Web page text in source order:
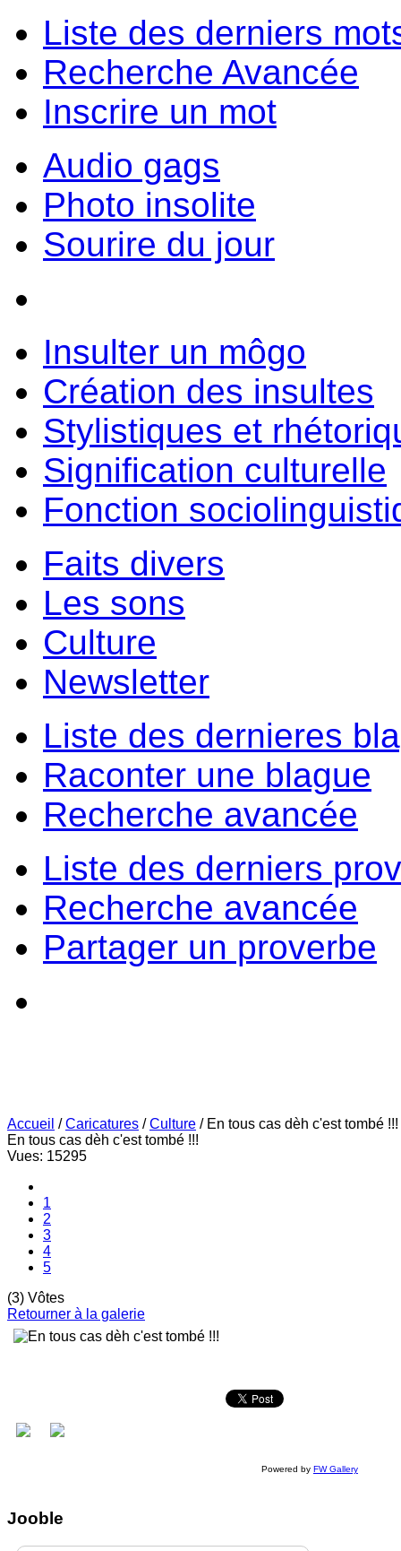
Liste des derniers
Recherche Avancée
Inscrire un mot
Audio gags
Photo insolite
Sourire du jour
Insulter un môgo
Création des insultes
Stylistiques et
Signification culturelle
Fonction
Faits divers
Les sons
Culture
Newsletter
Liste des dernieres
Raconter une blague
Recherche avancée
Liste des derniers
Recherche avancée
Partager un proverbe
Accueil /Caricatures /Culture / En tous cas dèh c'est tombé !!!
En tous cas dèh c'est tombé !!!
Vues: 15295
1
2
3
4
5
(3) Vôtes
Retourner à la galerie
Powered by FW Gallery
Jooble